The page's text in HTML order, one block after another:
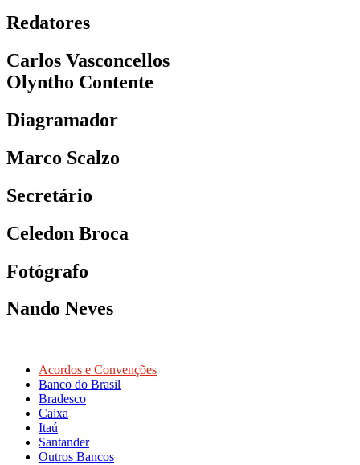
Redatores
Carlos Vasconcellos
Olyntho Contente
Diagramador
Marco Scalzo
Secretário
Celedon Broca
Fotógrafo
Nando Neves
Acordos e Convenções
Banco do Brasil
Bradesco
Caixa
Itaú
Santander
Outros Bancos